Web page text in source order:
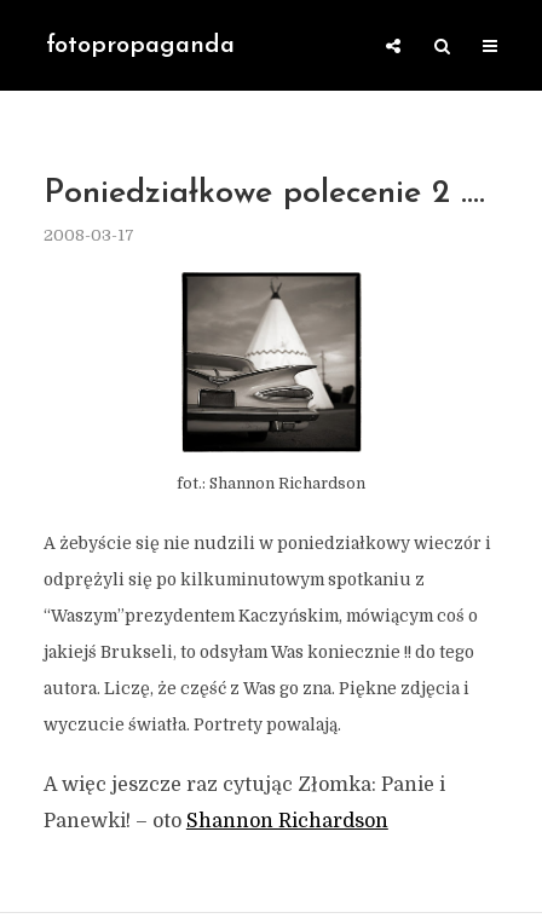
fotopropaganda
Poniedziałkowe polecenie 2 ….
2008-03-17
fot.: Shannon Richardson
A żebyście się nie nudzili w poniedziałkowy wieczór i
odprężyli się po kilkuminutowym spotkaniu z
“Waszym”prezydentem Kaczyńskim, mówiącym coś o
jakiejś Brukseli, to odsyłam Was koniecznie !! do tego
autora. Liczę, że część z Was go zna. Piękne zdjęcia i
wyczucie światła. Portrety powalają.
A więc jeszcze raz cytując Złomka: Panie i
Panewki! – oto Shannon Richardson